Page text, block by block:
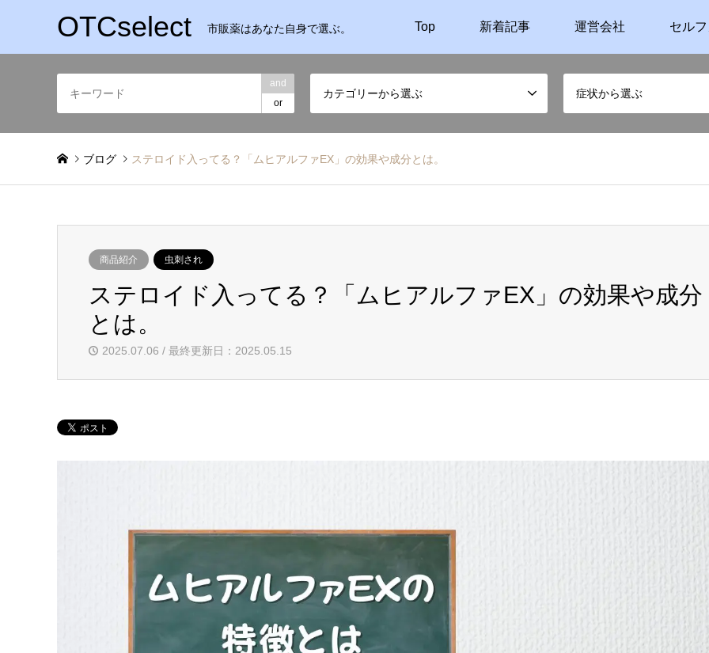
OTCselect 市販薬はあなた自身で選ぶ。 Top 新着記事 運営会社 セル
and
or
カテゴリーから選ぶ 症状から選ぶ
ブログ ステロイド入ってる？「ムヒアルファEX」の効果や成分とは。
商品紹介 虫刺され
ステロイド入ってる？「ムヒアルファEX」の効果や成分
とは。
2025.07.06 / 最終更新日：2025.05.15